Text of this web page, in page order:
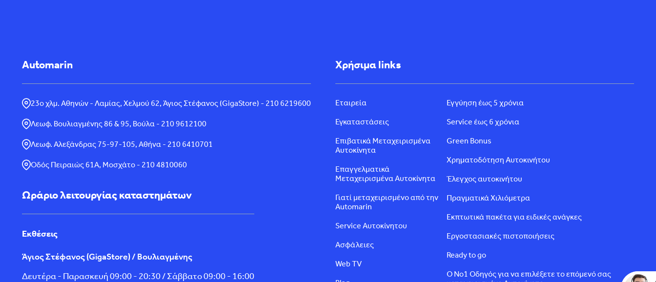
Automarin
23ο χλμ. Αθηνών - Λαμίας, Χελμού 62, Άγιος Στέφανος (GigaStore) - 210 6219600
Λεωφ. Βουλιαγμένης 86 & 95, Βούλα - 210 9612100
Λεωφ. Αλεξάνδρας 75-97-105, Αθήνα - 210 6410701
Οδός Πειραιώς 61Α, Μοσχάτο - 210 4810060
Ωράριο λειτουργίας καταστημάτων
Εκθέσεις
Άγιος Στέφανος (GigaStore) / Βουλιαγμένης
Δευτέρα - Παρασκευή 09:00 - 20:30 / Σάββατο 09:00 - 16:00
Χρήσιμα links
Εταιρεία
Εγκαταστάσεις
Επιβατικά Μεταχειρισμένα
Αυτοκίνητα
Επαγγελματικά
Μεταχειρισμένα Αυτοκίνητα
Γιατί μεταχειρισμένο από την
Automarin
Service Αυτοκίνητου
Ασφάλειες
Web TV
Εγγύηση έως 5 χρόνια
Service έως 6 χρόνια
Green Bonus
Χρηματοδότηση Αυτοκινήτου
Έλεγχος αυτοκινήτου
Πραγματικά Χιλιόμετρα
Εκπτωτικά πακέτα για ειδικές ανάγκες
Εργοστασιακές πιστοποιήσεις
Ready to go
Ο Νο1 Οδηγός για να επιλέξετε το επόμενό σας